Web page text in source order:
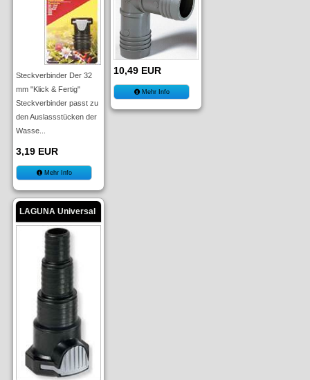
Steckverbinder Der 32
mm "Klick & Fertig"
Steckverbinder passt zu
den Auslassstücken der
Wasse...
3,19 EUR
Mehr Info
LAGUNA Universal
10,49 EUR
Mehr Info